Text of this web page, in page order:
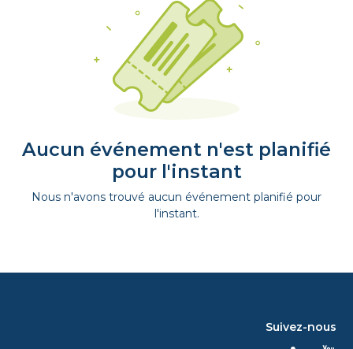
Aucun événement n'est planifié
pour l'instant
Nous n'avons trouvé aucun événement planifié pour
l'instant.
Suivez-nous